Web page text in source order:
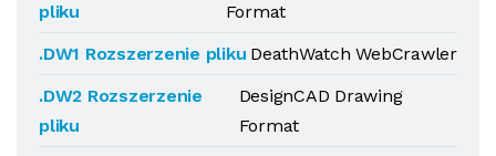
pliku
Format
.DW1 Rozszerzenie pliku DeathWatch WebCrawler
.DW2 Rozszerzenie
pliku
DesignCAD Drawing
Format